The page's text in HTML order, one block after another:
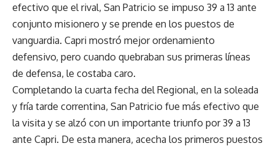
efectivo que el rival, San Patricio se impuso 39 a 13 ante
conjunto misionero y se prende en los puestos de
vanguardia. Capri mostró mejor ordenamiento
defensivo, pero cuando quebraban sus primeras líneas
de defensa, le costaba caro.
Completando la cuarta fecha del Regional, en la soleada
y fría tarde correntina, San Patricio fue más efectivo que
la visita y se alzó con un importante triunfo por 39 a 13
ante Capri. De esta manera, acecha los primeros puestos